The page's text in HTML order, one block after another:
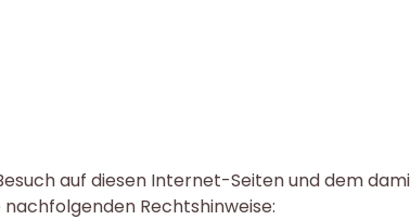
auf diesen Internet-Seiten und dem
Rechtshinweise: